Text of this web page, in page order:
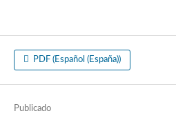
PDF (Español (España))
Publicado